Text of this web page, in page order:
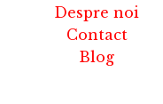
Despre noi
Contact
Blog